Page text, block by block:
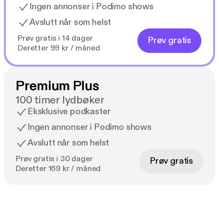
Ingen annonser i Podimo shows
Avslutt når som helst
Prøv gratis i 14 dager
Deretter 99 kr / måned
Prøv gratis
Premium Plus
100 timer lydbøker
Eksklusive podkaster
Ingen annonser i Podimo shows
Avslutt når som helst
Prøv gratis i 30 dager
Deretter 169 kr / måned
Prøv gratis